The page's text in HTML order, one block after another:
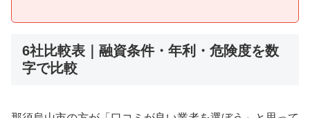
6社比較表｜融資条件・年利・危険度を数
字で比較